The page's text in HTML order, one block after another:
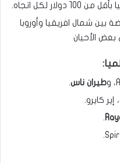
لكل اتجاه.
بين شمال افريقيا وأوروبا
طيران ناس.
، إير كايرو.